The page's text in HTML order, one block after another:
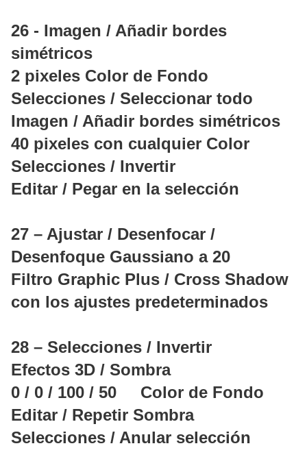
26 - Imagen / Añadir bordes
simétricos
2 pixeles Color de Fondo
Selecciones / Seleccionar todo
Imagen / Añadir bordes simétricos
40 pixeles con cualquier Color
Selecciones / Invertir
Editar / Pegar en la selección
27 – Ajustar / Desenfocar /
Desenfoque Gaussiano a 20
Filtro Graphic Plus / Cross Shadow
con los ajustes predeterminados
28 – Selecciones / Invertir
Efectos 3D / Sombra
0 / 0 / 100 / 50 Color de Fondo
Editar / Repetir Sombra
Selecciones / Anular selección